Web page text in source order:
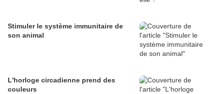
Stimuler le système immunitaire de
son animal
L'horloge circadienne prend des
couleurs